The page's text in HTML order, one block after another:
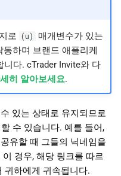
로 (u)
매개변수가 있는
하며 브랜드 애플리케
다. cTrader Invite와 다
히 알아보세요.
있는 상태로 유지되므로
수 있습니다. 예를 들어,
유할 때 그들의 닉네임을
경우, 해당 링크를 따르
귀하에게 귀속됩니다.